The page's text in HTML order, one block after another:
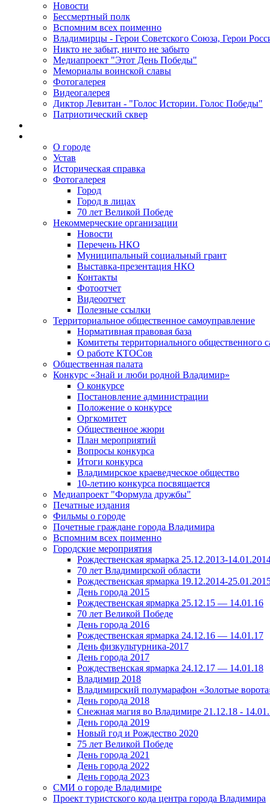
Новости
Бессмертный полк
Вспомним всех поименно
Владимирцы - Герои Советского Союза, Герои
Никто не забыт, ничто не забыто
Медиапроект "Этот День Победы"
Мемориалы воинской славы
Фотогалерея
Видеогалерея
Диктор Левитан - "Голос Истории. Голос Победы"
Патриотический сквер
О городе
Устав
Историческая справка
Фотогалерея
Город
Город в лицах
70 лет Великой Победе
Некоммерческие организации
Новости
Перечень НКО
Муниципальный социальный грант
Выставка-презентация НКО
Контакты
Фотоотчет
Видеоотчет
Полезные ссылки
Территориальное общественное самоуправление
Нормативная правовая база
Комитеты территориального общественного
О работе КТОСов
Общественная палата
Конкурс «Знай и люби родной Владимир»
О конкурсе
Постановление администрации
Положение о конкурсе
Оргкомитет
Общественное жюри
План мероприятий
Вопросы конкурса
Итоги конкурса
Владимирское краеведческое общество
10-летию конкурса посвящается
Медиапроект "Формула дружбы"
Печатные издания
Фильмы о городе
Почетные граждане города Владимира
Вспомним всех поименно
Городские мероприятия
Рождественская ярмарка 25.12.2013-
70 лет Владимирской области
Рождественская ярмарка 19.12.2014-
День города 2015
Рождественская ярмарка 25.12.15 — 14.01.16
70 лет Великой Победе
День города 2016
Рождественская ярмарка 24.12.16 — 14.01.17
День физкультурника-2017
День города 2017
Рождественская ярмарка 24.12.17 — 14.01.18
Владимир 2018
Владимирский полумарафон «Золотые
День города 2018
Снежная магия во Владимире 21.12.18 -
День города 2019
Новый год и Рождество 2020
75 лет Великой Победе
День города 2021
День города 2022
День города 2023
СМИ о городе Владимире
Проект туристского кода центра города Владимира